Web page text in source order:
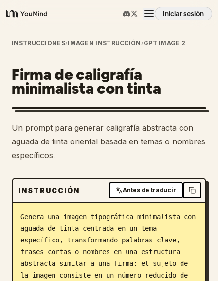
YouMind
Iniciar sesión
Resumen
Casos de uso
Habilidades
Prompts
Descargar
Blog
Actualizaciones
INSTRUCCIONES›IMAGEN INSTRUCCIÓN ›GPT IMAGE 2
Firma de caligrafía
minimalista con tinta
Un prompt para generar caligrafía abstracta con
aguada de tinta oriental basada en temas o nombres
específicos.
INSTRUCCIÓN Antes de traducir
Genera una imagen tipográfica minimalista con
aguada de tinta centrada en un tema
específico, transformando palabras clave,
frases cortas o nombres en una estructura
abstracta similar a una firma: el sujeto de
la imagen consiste en un número reducido de